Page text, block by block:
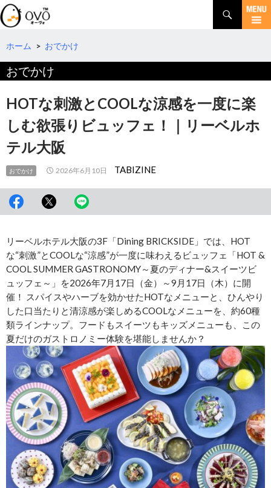
検
索
コ
テ
ツ
へ
移
動
ホーム > おでかけ
おでかけ
HOTな刺激とCOOLな涼感を一度に楽
しむ欲張りビュッフェ！｜リーベルホ
テル大阪
おでかけ 2026年6月10日 TABIZINE
リーベルホテル大阪の3F「Dining BRICKSIDE」では、HOT
な“刺激”とCOOLな“涼感”が一度に味わえるビュッフェ「HOT &
COOL SUMMER GASTRONOMY～夏のディナー&スイーツビ
ュッフェ～」を2026年7月17日（金）～9月17日（木）に開
催！ スパイスやハーブを効かせたHOTなメニューと、ひんやり
した口当たりと清涼感が楽しめるCOOLなメニューを、約60種
類ラインナップ。フードもスイーツもキッズメニューも、この
夏だけのガストロノミー体験を堪能しませんか？